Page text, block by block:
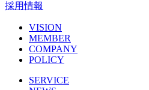
採用情報
VISION
MEMBER
COMPANY
POLICY
SERVICE